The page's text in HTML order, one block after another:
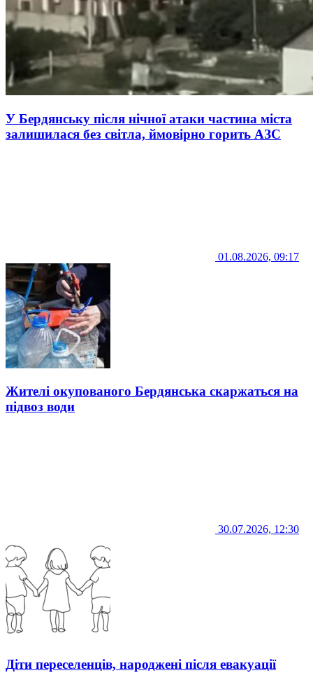
У Бердянську після нічної атаки частина міста
залишилася без світла, ймовірно горить АЗС
01.08.2026, 09:17
Жителі окупованого Бердянська скаржаться на
підвоз води
30.07.2026, 12:30
Діти переселенців, народжені після евакуації